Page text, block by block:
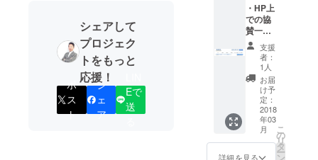
シェアして
プロジェク
トをもっと
応援！
ポ
ス
ト
シ
ェ
ア
Eで
送
・HP上
での協
賛一覧
にお名
前掲載
・第5回
トラッ
クドラ
イバー
甲子園
DVD送
付 第五
回ト
ラック
支援
者：
1人
お届
け予
定：
2018
年03
月
詳細を見る
こ
の
リ
タ
ー